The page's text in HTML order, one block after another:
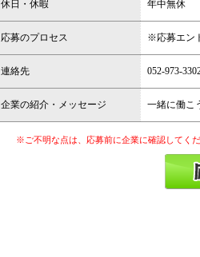
休日・休暇 年中無休
応募のプロセス ※応募エン
連絡先 052-973-
企業の紹介・メッセージ 一緒に働こ
※ご不明な点は、応募前に企業に確認してく